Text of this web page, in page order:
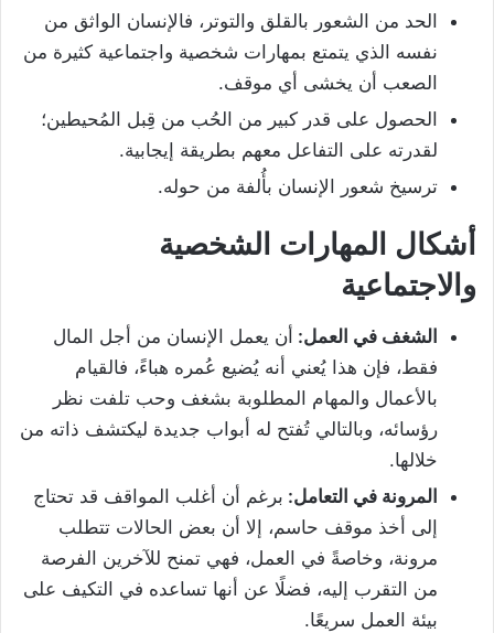
الحد من الشعور بالقلق والتوتر، فالإنسان الواثق من
نفسه الذي يتمتع بمهارات شخصية واجتماعية كثيرة من
الصعب أن يخشى أي موقف.
الحصول على قدر كبير من الحُب من قِبل المُحيطين؛
لقدرته على التفاعل معهم بطريقة إيجابية.
ترسيخ شعور الإنسان بأُلفة من حوله.
أشكال المهارات الشخصية
والاجتماعية
الشغف في العمل: أن يعمل الإنسان من أجل المال
فقط، فإن هذا يُعني أنه يُضيع عُمره هباءً، فالقيام
بالأعمال والمهام المطلوبة بشغف وحب تلفت نظر
رؤسائه، وبالتالي تُفتح له أبواب جديدة ليكتشف ذاته من
خلالها.
المرونة في التعامل: برغم أن أغلب المواقف قد تحتاج
إلى أخذ موقف حاسم، إلا أن بعض الحالات تتطلب
مرونة، وخاصةً في العمل، فهي تمنح للآخرين الفرصة
من التقرب إليه، فضلًا عن أنها تساعده في التكيف على
بيئة العمل سريعًا.